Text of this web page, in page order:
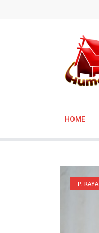
HOME
P. RAYA